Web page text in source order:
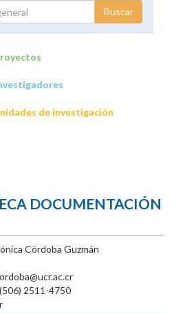
de investigación
DOCUMENTACIÓN
Córdoba Guzmán
2511-4750